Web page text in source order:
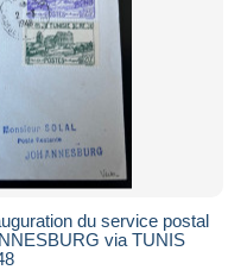
du service postal
via TUNIS